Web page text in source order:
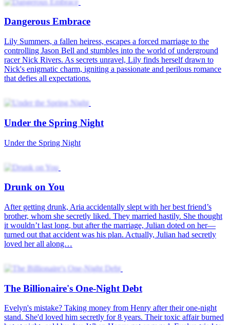
Under the Spring Night